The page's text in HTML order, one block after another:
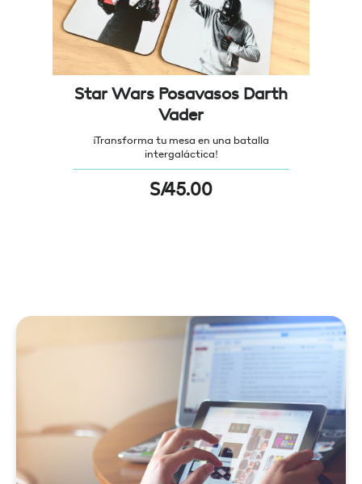
Star Wars Posavasos Darth
Vader
¡Transforma tu mesa en una batalla
intergaláctica!
S/45.00